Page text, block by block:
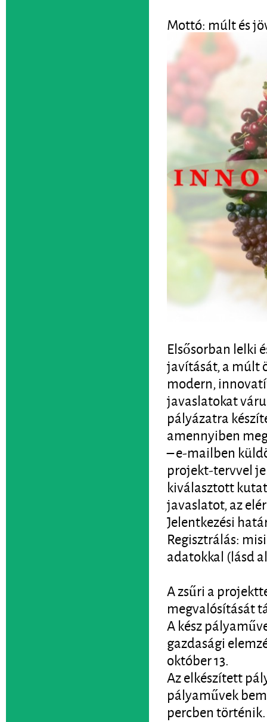
Mottó: múlt és
Elsősorban lelki
javítását, a múlt
modern,
javaslatokat
pályázatra
amennyiben
– e-mailben
projekt-tervvel
kiválasztott
javaslatot, az
Jelentkezési
Regisztrálás:
adatokkal (lásd
A zsűri a
megvalósítását
A kész
gazdasági
október 13.
Az elkészített
pályaművek
percben történik.